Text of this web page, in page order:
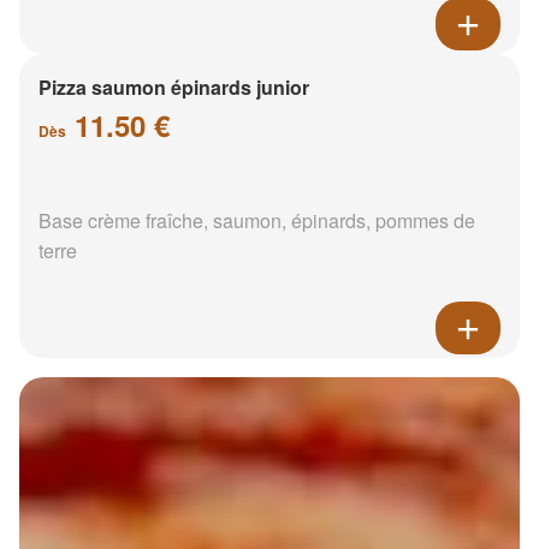
Pizza saumon épinards junior
Dès 11.50 €
Base crème fraîche, saumon, épinards, pommes de
terre